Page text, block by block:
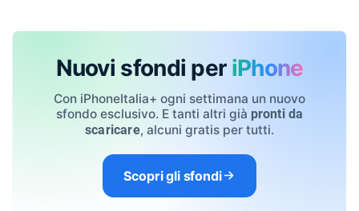
Nuovi sfondi per iPhone
Con iPhoneItalia+ ogni settimana un nuovo
sfondo esclusivo. E tanti altri già pronti da
scaricare, alcuni gratis per tutti.
Scopri gli sfondi